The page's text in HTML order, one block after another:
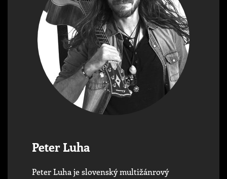
Peter Luha
Peter Luha je slovenský multižánrový